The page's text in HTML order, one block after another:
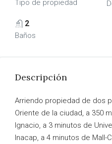
Tipo de propiedad
2
Baños
Descripción
Arriendo propiedad de dos
Oriente de la ciudad, a 350
Ignacio, a 3 minutos de
Inacap, a 4 minutos de Mall-